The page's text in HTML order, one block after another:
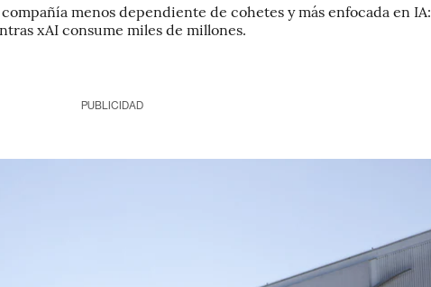
menos dependiente de cohetes y más enfocada en IA:
xAI consume miles de millones.
PUBLICIDAD